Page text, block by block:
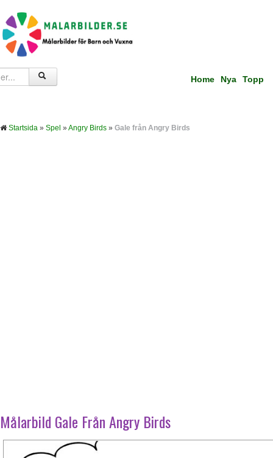
Home Nya Topp
Startsida » Spel »Angry Birds » Gale från Angry Birds
Målarbild Gale Från Angry Birds